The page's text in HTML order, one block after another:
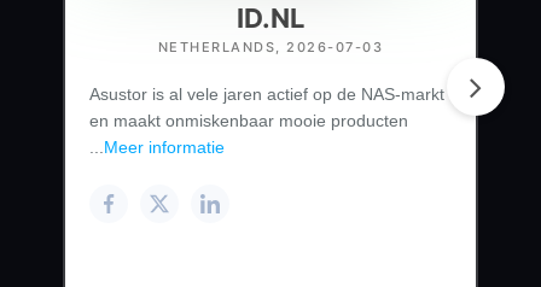
ID.NL
NETHERLANDS, 2026-07-03
Asustor is al vele jaren actief op de NAS-markt
en maakt onmiskenbaar mooie producten
Meer informatie